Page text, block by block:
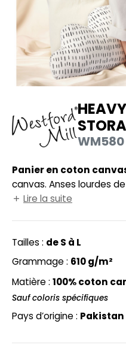
VISIBILITE
MODULABLES
LABEL / TEAR AWAY
YOUR BRAND
SI ON L'APPELAIT FRANCIS
BY PROMODORO
HALES
ROW
OF THE LOOM
OF THE LOOM VINTAGE
WM580
Panier en coton
canvas. Anses lourdes
Dimensions: S: 30x30cm
Lire la suite
Tailles : de S à L
Grammage : 610 g/m²
Matière : 100% coton
Sauf coloris spécifiques
Pays d’origine : Pakistan